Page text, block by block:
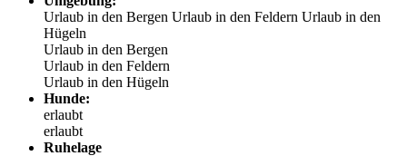
Urlaub in den Bergen Urlaub in den Feldern Urlaub in den
Hügeln
Urlaub in den Bergen
Urlaub in den Feldern
Urlaub in den Hügeln
Hunde:
erlaubt
erlaubt
Ruhelage